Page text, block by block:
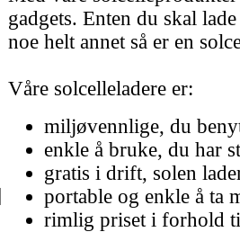
gadgets. Enten du skal
noe helt annet så er en
Våre solcelleladere er:
miljøvennlige, du
enkle å bruke, du har
gratis i drift, solen
portable og enkle å ta
rimlig priset i forhold